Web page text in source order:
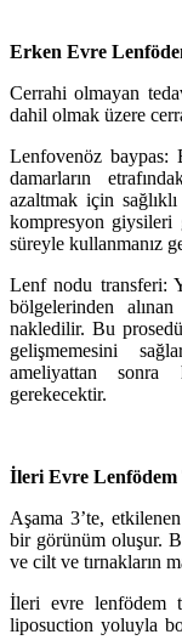
Erken Evre
Cerrahi olmayan
dahil olmak üzere
Lenfovenöz baypas:
damarların
azaltmak için
kompresyon giysileri
süreyle kullanmanız
Lenf nodu transferi:
bölgelerinden
nakledilir. Bu
gelişmemesini
ameliyattan
gerekecektir.
İleri Evre Lenfödem
Aşama 3’te,
bir görünüm oluşur.
ve cilt ve tırnakların
İleri evre lenfödem
liposuction yoluyla